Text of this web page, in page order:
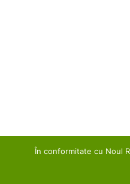
În conformitate cu Noul